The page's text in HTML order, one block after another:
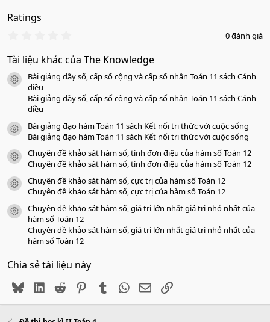
Ratings
0
0
a
0 đánh giá
Tài liệu khác của The Knowledge
icon tài liệu
Bài giảng dãy số, cấp số cộng và cấp số nhân Toán 11 sách Cánh
diều
Bài giảng dãy số, cấp số cộng và cấp số nhân Toán 11 sách Cánh
diều
icon tài liệu
Bài giảng đạo hàm Toán 11 sách Kết nối tri thức với cuộc sống
Bài giảng đạo hàm Toán 11 sách Kết nối tri thức với cuộc sống
icon tài liệu
Chuyên đề khảo sát hàm số, tính đơn điệu của hàm số Toán 12
Chuyên đề khảo sát hàm số, tính đơn điệu của hàm số Toán 12
icon tài liệu
Chuyên đề khảo sát hàm số, cực trị của hàm số Toán 12
Chuyên đề khảo sát hàm số, cực trị của hàm số Toán 12
icon tài liệu
Chuyên đề khảo sát hàm số, giá trị lớn nhất giá trị nhỏ nhất của
hàm số Toán 12
Chuyên đề khảo sát hàm số, giá trị lớn nhất giá trị nhỏ nhất của
hàm số Toán 12
Chia sẻ tài liệu này
BlueskyLinkedIn
Reddit PinterestTumblr WhatsApp
EmailLink